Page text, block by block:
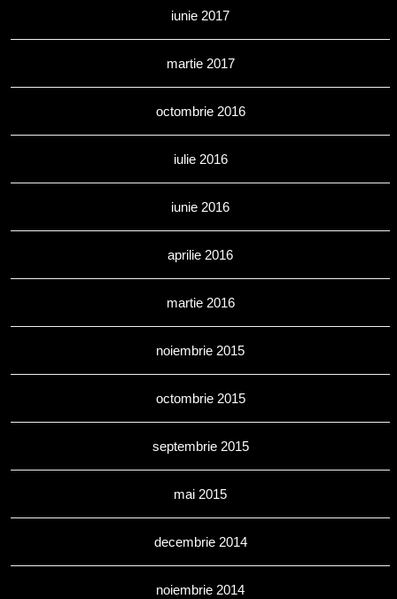
iunie 2017
martie 2017
octombrie 2016
iulie 2016
iunie 2016
aprilie 2016
martie 2016
noiembrie 2015
octombrie 2015
septembrie 2015
mai 2015
decembrie 2014
noiembrie 2014